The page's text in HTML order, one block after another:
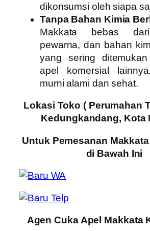
dikonsumsi oleh siapa
Tanpa Bahan Kimia
Makkata bebas
pewarna, dan bahan
yang sering
apel komersial
murni alami dan sehat.
Lokasi Toko ( Perumahan
Kedungkandang, Kota
Untuk Pemesanan
di Bawah Ini
Agen Cuka Apel Makkata